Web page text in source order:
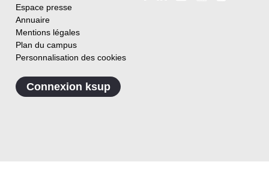
Espace presse
Annuaire
Mentions légales
Plan du campus
Personnalisation des cookies
Connexion ksup